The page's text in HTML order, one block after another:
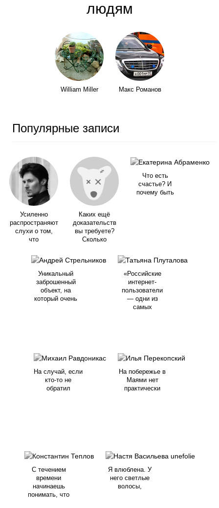
людям
William Miller Макс Романов
Популярные записи
Усиленно
распространяют
слухи о том,
что
Каких ещё
доказательств
вы требуете?
Сколько
Что есть
счастье? И
почему быть
Уникальный
заброшенный
объект, на
который очень
«Российские
интернет-
пользователи
— одни из
самых
На случай, если
кто-то не
обратил
На побережье в
Маями нет
практически
С течением
времени
начинаешь
понимать, что
Я влюблена. У
него светлые
волосы,